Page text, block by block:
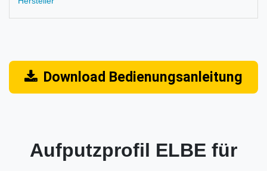
Download Bedienungsanleitung
Aufputzprofil ELBE für